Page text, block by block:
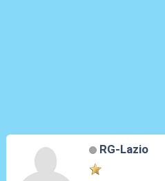
RG-Lazio